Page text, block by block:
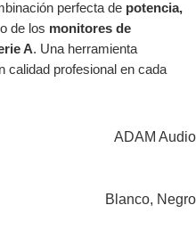
perfecta de potencia,
de los monitores de
A. Una herramienta
calidad profesional en cada
ADAM Audio
Blanco, Negro